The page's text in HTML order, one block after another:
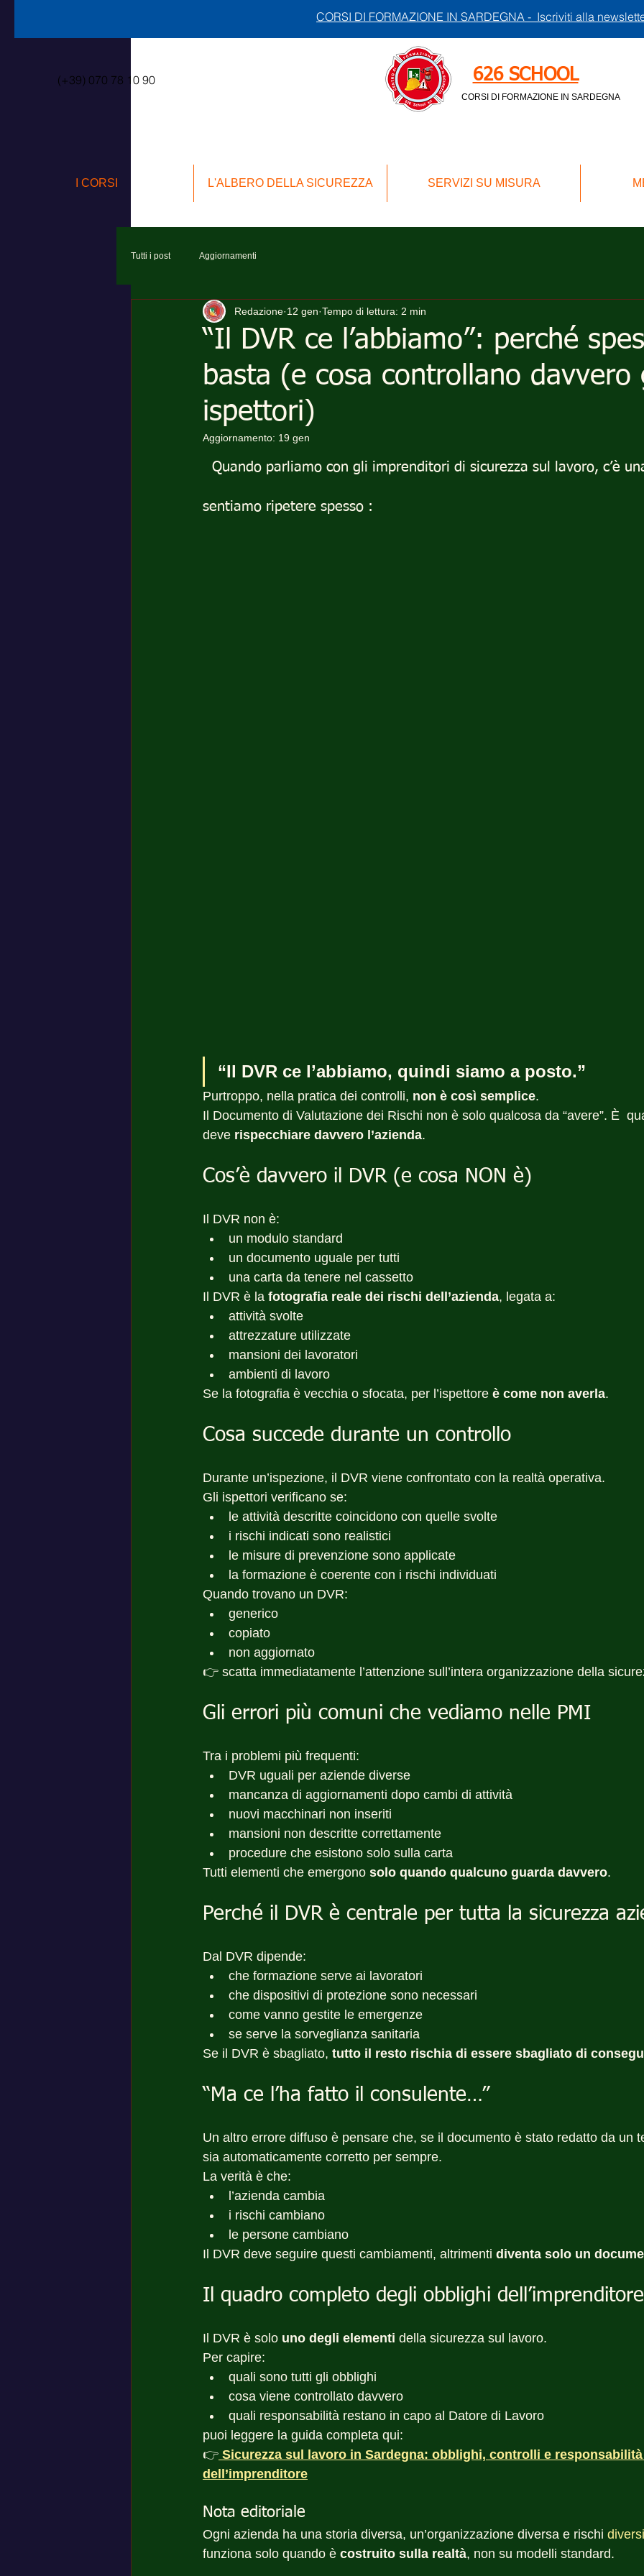
CORSI DI FORMAZIONE IN SARDEGNA - Iscriviti alla
(+39) 070 78 10 90 626 SCHOOL
CORSI DI FORMAZIONE IN SARDEGNA
I CORSI L'ALBERO DELLA SICUREZZA SERVIZI SU MISURA
Tutti i post Aggiornamenti
“Il DVR ce l’abbiamo”: perché
basta (e cosa controllano davvero
ispettori)
Redazione 12 gen Tempo di lettura: 2 min
Aggiornamento: 19 gen
Quando parliamo con gli imprenditori di sicurezza sul lavoro, c’è
sentiamo ripetere spesso :
“Il DVR ce l’abbiamo, quindi siamo a posto.”
Purtroppo, nella pratica dei controlli, non è così semplice.
Il Documento di Valutazione dei Rischi non è solo qualcosa da “avere”. È
deve rispecchiare davvero l’azienda.
Cos’è davvero il DVR (e cosa NON è)
Il DVR non è:
un modulo standard
un documento uguale per tutti
una carta da tenere nel cassetto
Il DVR è la fotografia reale dei rischi dell’azienda, legata a:
attività svolte
attrezzature utilizzate
mansioni dei lavoratori
ambienti di lavoro
Se la fotografia è vecchia o sfocata, per l’ispettore è come non averla.
Cosa succede durante un controllo
Durante un’ispezione, il DVR viene confrontato con la realtà operativa.
Gli ispettori verificano se:
le attività descritte coincidono con quelle svolte
i rischi indicati sono realistici
le misure di prevenzione sono applicate
la formazione è coerente con i rischi individuati
Quando trovano un DVR:
generico
copiato
non aggiornato
👉 scatta immediatamente l’attenzione sull’intera organizzazione della
Gli errori più comuni che vediamo nelle PMI
Tra i problemi più frequenti:
DVR uguali per aziende diverse
mancanza di aggiornamenti dopo cambi di attività
nuovi macchinari non inseriti
mansioni non descritte correttamente
procedure che esistono solo sulla carta
Tutti elementi che emergono solo quando qualcuno guarda davvero.
Perché il DVR è centrale per tutta la sicurezza
Dal DVR dipende:
che formazione serve ai lavoratori
che dispositivi di protezione sono necessari
come vanno gestite le emergenze
se serve la sorveglianza sanitaria
Se il DVR è sbagliato, tutto il resto rischia di essere sbagliato di
“Ma ce l’ha fatto il consulente…”
Un altro errore diffuso è pensare che, se il documento è stato redatto da un
sia automaticamente corretto per sempre.
La verità è che:
l’azienda cambia
i rischi cambiano
le persone cambiano
Il DVR deve seguire questi cambiamenti, altrimenti diventa solo un
Il quadro completo degli obblighi dell’imprenditore
Il DVR è solo uno degli elementi della sicurezza sul lavoro.
Per capire:
quali sono tutti gli obblighi
cosa viene controllato davvero
quali responsabilità restano in capo al Datore di Lavoro
puoi leggere la guida completa qui:
👉 Sicurezza sul lavoro in Sardegna: obblighi, controlli e responsabilità
dell’imprenditore
Nota editoriale
Ogni azienda ha una storia diversa, un’organizzazione diversa e rischi
funziona solo quando è costruito sulla realtà, non su modelli standard.